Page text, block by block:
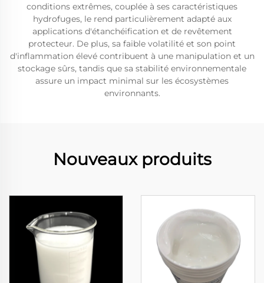
conditions extrêmes, couplée à ses caractéristiques
hydrofuges, le rend particulièrement adapté aux
applications d'étanchéification et de revêtement
protecteur. De plus, sa faible volatilité et son point
d'inflammation élevé contribuent à une manipulation et un
stockage sûrs, tandis que sa stabilité environnementale
assure un impact minimal sur les écosystèmes
environnants.
Nouveaux produits